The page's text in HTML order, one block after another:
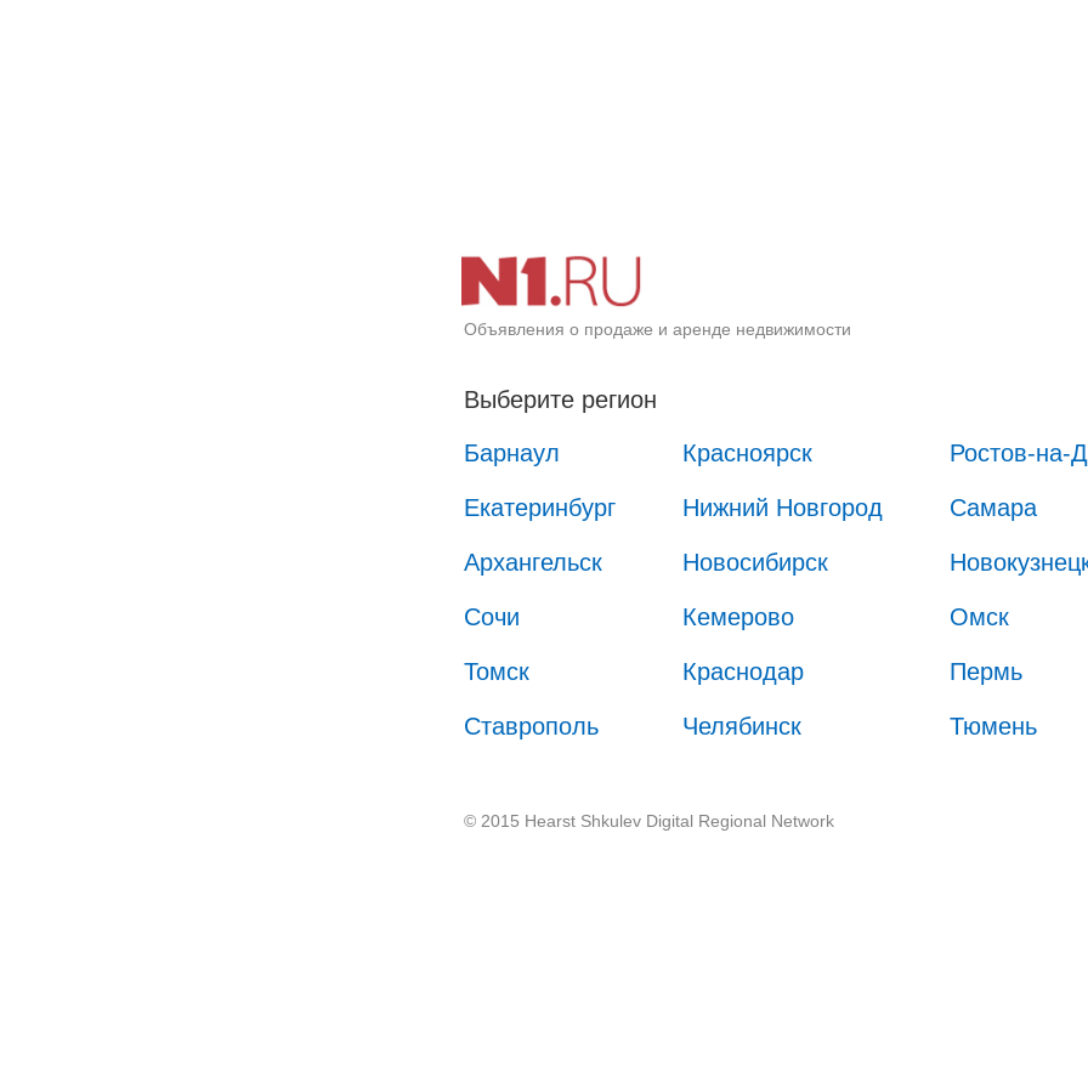
Объявления о продаже и аренде недвижимости
Выберите регион
Барнаул
Красноярск Ростов-на-
Екатеринбург Нижний Новгород Самара
Архангельск Новосибирск
Сочи Кемерово Омск
Томск Краснодар Пермь
Ставрополь Челябинск Тюмень
© 2015 Hearst Shkulev Digital Regional Network